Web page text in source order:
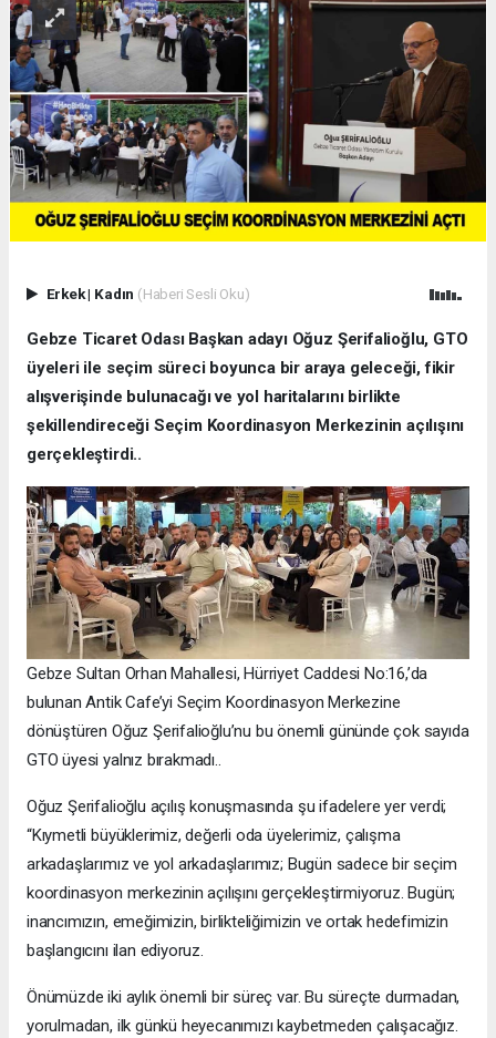
Erkek| Kadın (Haberi Sesli Oku)
Gebze Ticaret Odası Başkan adayı Oğuz Şerifalioğlu, GTO
üyeleri ile seçim süreci boyunca bir araya geleceği, fikir
alışverişinde bulunacağı ve yol haritalarını birlikte
şekillendireceği Seçim Koordinasyon Merkezinin açılışını
gerçekleştirdi..
Gebze Sultan Orhan Mahallesi, Hürriyet Caddesi No:16,’da
bulunan Antik Cafe’yi Seçim Koordinasyon Merkezine
dönüştüren Oğuz Şerifalioğlu’nu bu önemli gününde çok sayıda
GTO üyesi yalnız bırakmadı..
Oğuz Şerifalioğlu açılış konuşmasında şu ifadelere yer verdi;
“Kıymetli büyüklerimiz, değerli oda üyelerimiz, çalışma
arkadaşlarımız ve yol arkadaşlarımız; Bugün sadece bir seçim
koordinasyon merkezinin açılışını gerçekleştirmiyoruz. Bugün;
inancımızın, emeğimizin, birlikteliğimizin ve ortak hedefimizin
başlangıcını ilan ediyoruz.
Önümüzde iki aylık önemli bir süreç var. Bu süreçte durmadan,
yorulmadan, ilk günkü heyecanımızı kaybetmeden çalışacağız.